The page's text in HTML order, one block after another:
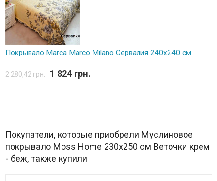
Покрывало Marca Marco Milano Сервалия 240х240 см
2 280,42 грн. 1 824 грн.
Покупатели, которые приобрели Муслиновое
покрывало Moss Home 230x250 см Веточки крем
- беж, также купили